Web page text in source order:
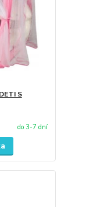
S
do 3-7 dní